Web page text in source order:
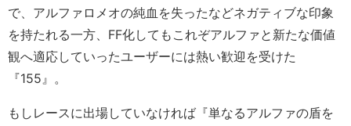
で、アルファロメオの純血を失ったなどネガティブな印象
を持たれる一方、FF化してもこれぞアルファと新たな価値
観へ適応していったユーザーには熱い歓迎を受けた
『155』。
もしレースに出場していなければ『単なるアルファの盾を